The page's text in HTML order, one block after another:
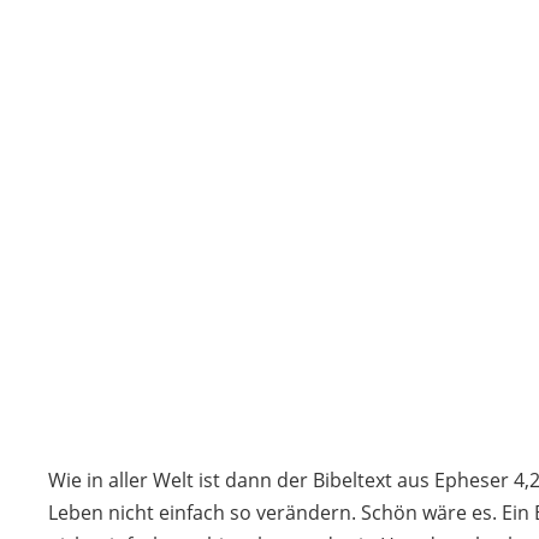
Wie in aller Welt ist dann der Bibeltext aus Epheser
Leben nicht einfach so verändern. Schön wäre es.